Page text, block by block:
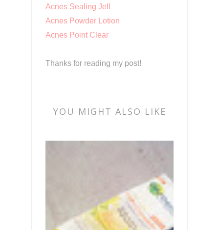
Acnes Sealing Jell
Acnes Powder Lotion
Acnes Point Clear
Thanks for reading my post!
YOU MIGHT ALSO LIKE